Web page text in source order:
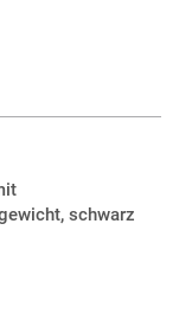
schwarz